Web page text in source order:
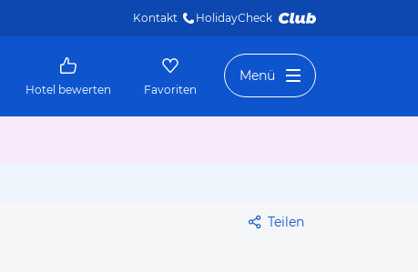
Kontakt HolidayCheck
Hotel bewerten Favoriten
Menü
Teilen